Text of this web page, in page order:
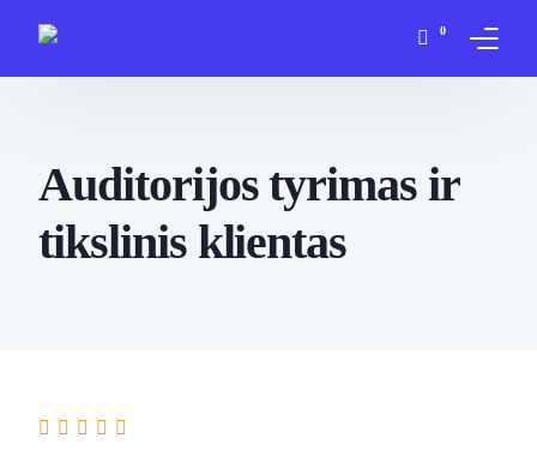
0
Auditorijos tyrimas ir
tikslinis klientas
Paslaugos
Įsigyti
Kontaktai